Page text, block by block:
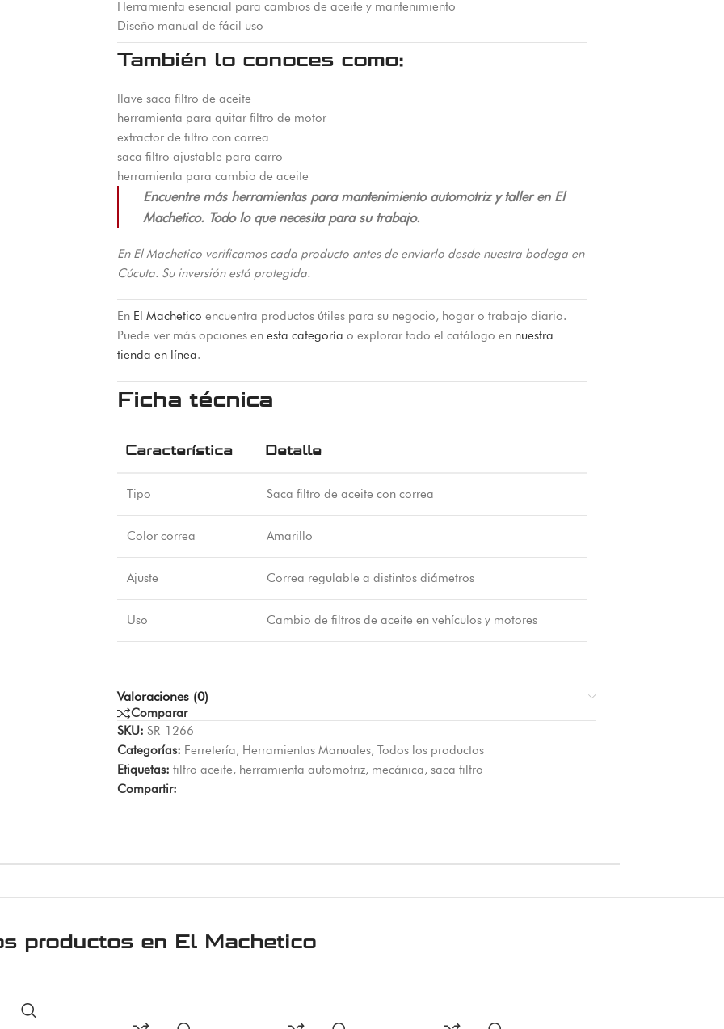
Herramienta esencial para cambios de aceite y mantenimiento
Diseño manual de fácil uso
También lo conoces como:
llave saca filtro de aceite
herramienta para quitar filtro de motor
extractor de filtro con correa
saca filtro ajustable para carro
herramienta para cambio de aceite
Encuentre más herramientas para mantenimiento automotriz y taller en El
Machetico. Todo lo que necesita para su trabajo.
En El Machetico verificamos cada producto antes de enviarlo desde nuestra bodega en
Cúcuta. Su inversión está protegida.
En El Machetico encuentra productos útiles para su negocio, hogar o trabajo diario.
Puede ver más opciones en esta categoría o explorar todo el catálogo en nuestra
tienda en línea.
Ficha técnica
Característica Detalle
Tipo Saca filtro de aceite con correa
Color correa Amarillo
Ajuste Correa regulable a distintos diámetros
Uso Cambio de filtros de aceite en vehículos y motores
Valoraciones (0)
Comparar
SKU: SR-1266
Categorías: Ferretería, Herramientas Manuales, Todos los productos
Etiquetas: filtro aceite, herramienta automotriz, mecánica, saca filtro
Compartir:
productos en El Machetico